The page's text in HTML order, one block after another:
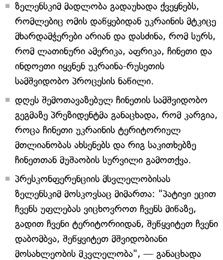
ზელენსკიმ მადლობა გადაუხადა ქვეყნებს,
რომლებიც ომის დაწყებიდან უკრაინის მტკიცე
მხარდამჭერები არიან და დასძინა, რომ სურს,
რომ ლათინური ამერიკა, აფრიკა, ჩინეთი და
ინდოეთი იყვნენ უკრაინა-რუსეთის
სამშვიდობო პროცესის ნაწილი.
დღეს შემოთავაზებულ ჩინეთის სამშვიდობო
გეგმაზე პრეზიდენტმა განაცხადა, რომ კარგია,
როცა ჩინეთი უკრაინის ტერიტორიულ
მთლიანობას ახსენებს და რიგ საკითხებზე
ჩინეთთან მუშაობის სურვილი გამოთქვა.
პრესკონფერენციის მსვლელობისას
ზელენსკიმ მოსკოვსაც მიმართა: "პატივი ეცით
ჩვენს უფლებას ვიცხოვროთ ჩვენს მიწაზე,
გადით ჩვენი ტერიტორიიდან, შეწყვიტეთ ჩვენი
დაბომბვა, შეწყვიტეთ მშვიდობიანი
მოსახლეობის მკვლელობა", — განაცხადა